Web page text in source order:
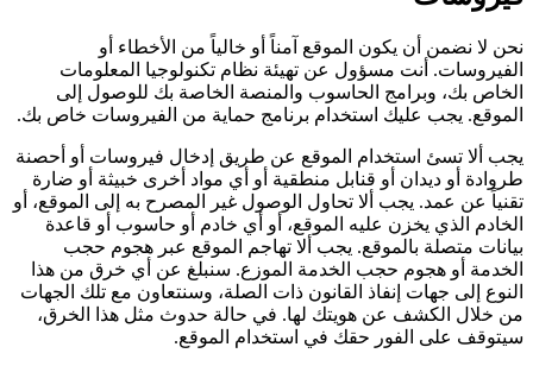
نحن لا نضمن أن يكون الموقع آمناً أو خالياً من الأخطاء أو
الفيروسات. أنت مسؤول عن تهيئة نظام تكنولوجيا المعلومات
الخاص بك، وبرامج الحاسوب والمنصة الخاصة بك للوصول إلى
الموقع. يجب عليك استخدام برنامج حماية من الفيروسات خاص بك.
يجب ألا تسئ استخدام الموقع عن طريق إدخال فيروسات أو أحصنة
طروادة أو ديدان أو قنابل منطقية أو أي مواد أخرى خبيثة أو ضارة
تقنياً عن عمد. يجب ألا تحاول الوصول غير المصرح به إلى الموقع، أو
الخادم الذي يخزن عليه الموقع، أو أي خادم أو حاسوب أو قاعدة
بيانات متصلة بالموقع. يجب ألا تهاجم الموقع عبر هجوم حجب
الخدمة أو هجوم حجب الخدمة الموزع. سنبلغ عن أي خرق من هذا
النوع إلى جهات إنفاذ القانون ذات الصلة، وسنتعاون مع تلك الجهات
من خلال الكشف عن هويتك لها. في حالة حدوث مثل هذا الخرق،
سيتوقف على الفور حقك في استخدام الموقع.